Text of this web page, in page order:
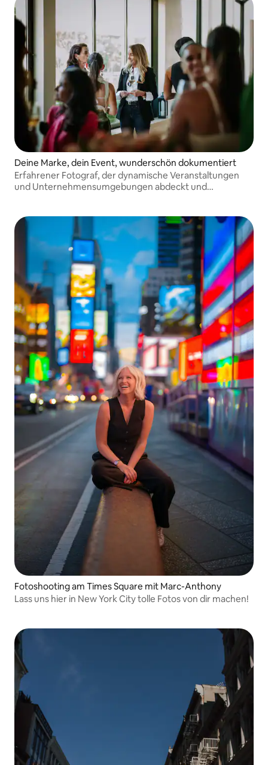
Deine Marke, dein Event, wunderschön dokumentiert
Erfahrener Fotograf, der dynamische Veranstaltungen
und Unternehmensumgebungen abdeckt und
visuellen Stil festhält.
Fotoshooting am Times Square mit Marc-Anthony
Lass uns hier in New York City tolle Fotos von dir machen!